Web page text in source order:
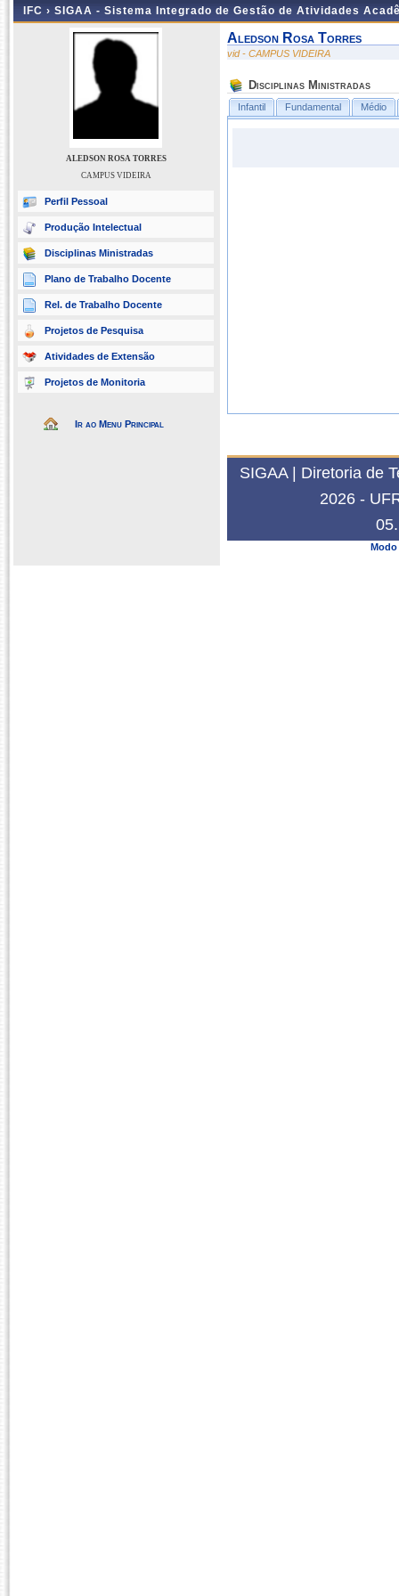
IFC › SIGAA - Sistema Integrado de Gestão de Atividades
ALEDSON ROSA TORRES
CAMPUS VIDEIRA
Perfil Pessoal
Produção Intelectual
Disciplinas Ministradas
Plano de Trabalho Docente
Rel. de Trabalho Docente
Projetos de Pesquisa
Atividades de Extensão
Projetos de Monitoria
Ir ao Menu Principal
Aledson Rosa Torres
vid - CAMPUS VIDEIRA
Disciplinas Ministradas
Infantil Fundamental Médio
SIGAA | Diretoria de
2026 -
Modo